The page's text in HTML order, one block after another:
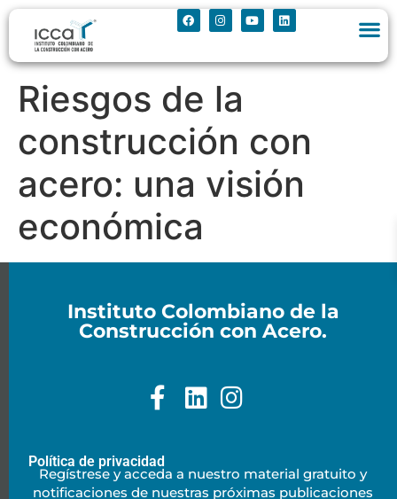
Riesgos de la
construcción con
acero: una visión
económica
Instituto Colombiano de la
Construcción con Acero.
Política de privacidad
Regístrese y acceda a nuestro material gratuito y
notificaciones de nuestras próximas publicaciones